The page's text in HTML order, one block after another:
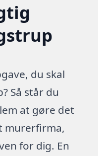
du skal
Så står du
at gøre det
murerfirma,
for dig. En